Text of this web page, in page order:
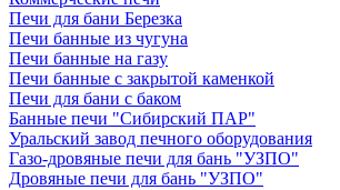
Печи для бани Березка
Печи банные из чугуна
Печи банные на газу
Печи банные с закрытой каменкой
Печи для бани с баком
Банные печи "Сибирский ПАР"
Уральский завод печного оборудования
Газо-дровяные печи для бань "УЗПО"
Дровяные печи для бань "УЗПО"